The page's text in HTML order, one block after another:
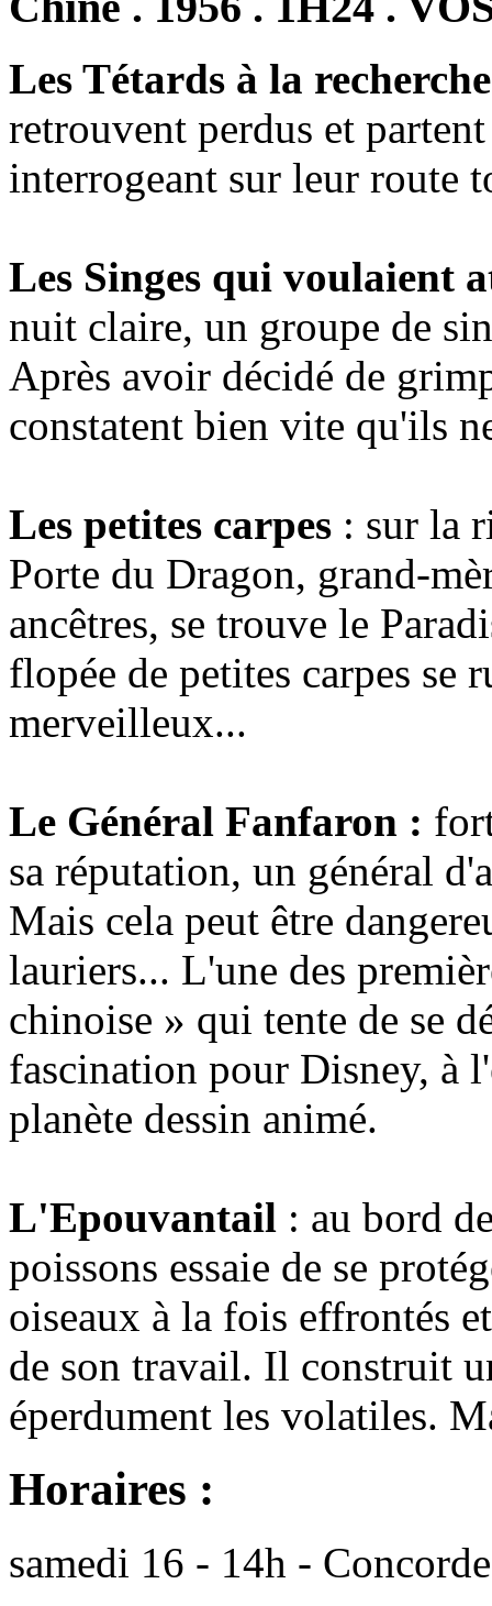
Les Tétards à la
retrouvent perdus et
interrogeant sur leur route
Les Singes qui voulaient
nuit claire, un groupe de
Après avoir décidé de
constatent bien vite qu'ils
Les petites carpes : sur la
Porte du Dragon, grand-
ancêtres, se trouve le
flopée de petites carpes se
merveilleux...
Le Général Fanfaron :
sa réputation, un général
Mais cela peut être
lauriers... L'une des
chinoise » qui tente de se
fascination pour Disney, à
planète dessin animé.
L'Epouvantail : au bord
poissons essaie de se
oiseaux à la fois effrontés
de son travail. Il construit
éperdument les volatiles.
Horaires :
samedi 16 - 14h -